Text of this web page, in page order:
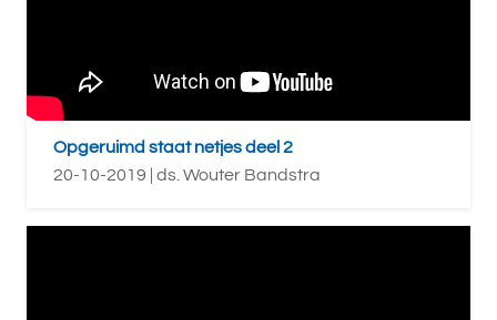
Opgeruimd staat netjes deel 2
20-10-2019 | ds. Wouter Bandstra